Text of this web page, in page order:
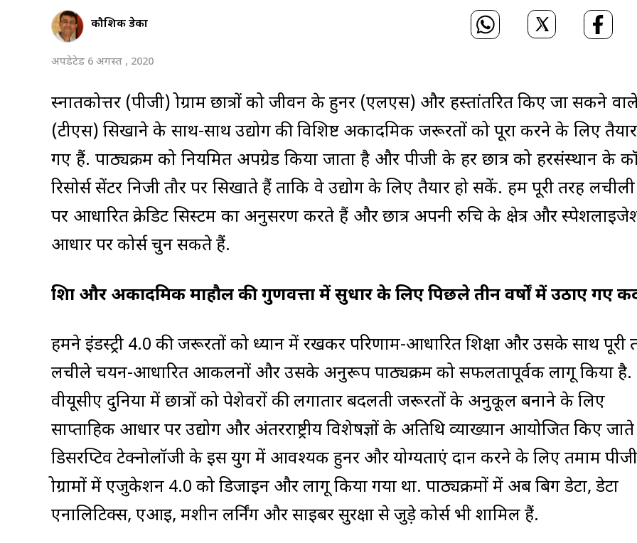
कौशिक डेका
अपडेटेड 6 अगस्त , 2020
स्नातकोत्तर (पीजी) प्रोग्राम छात्रों को जीवन के हुनर (एलएस) और हस्तांतरित किए जा सकने
(टीएस) सिखाने के साथ-साथ उद्योग की विशिष्ट अकादमिक जरूरतों को पूरा करने के लिए
गए हैं. पाठ्यक्रम को नियमित अपग्रेड किया जाता है और पीजी के हर छात्र को हरसंस्थान के
रिसोर्स सेंटर निजी तौर पर सिखाते हैं ताकि वे उद्योग के लिए तैयार हो सकें. हम पूरी तरह
पर आधारित क्रेडिट सिस्टम का अनुसरण करते हैं और छात्र अपनी रुचि के क्षेत्र और
आधार पर कोर्स चुन सकते हैं.
शिक्षा और अकादमिक माहौल की गुणवत्ता में सुधार के लिए पिछले तीन वर्षों में उठाए गए
हमने इंडस्ट्री 4.0 की जरूरतों को ध्यान में रखकर परिणाम-आधारित शिक्षा और उसके साथ पूरी
लचीले चयन-आधारित आकलनों और उसके अनुरूप पाठ्यक्रम को सफलतापूर्वक लागू किया है.
वीयूसीए दुनिया में छात्रों को पेशेवरों की लगातार बदलती जरूरतों के अनुकूल बनाने के लिए
साप्ताहिक आधार पर उद्योग और अंतरराष्ट्रीय विशेषज्ञों के अतिथि व्याख्यान आयोजित किए
डिसरप्टिव टेक्नोलॉजी के इस युग में आवश्यक हुनर और योग्यताएं प्रदान करने के लिए तमाम पीजी
प्रोग्रामों में एजुकेशन 4.0 को डिजाइन और लागू किया गया था. पाठ्यक्रमों में अब बिग डेटा, डेटा
एनालिटिक्स, एआइ, मशीन लर्निंग और साइबर सुरक्षा से जुड़े कोर्स भी शामिल हैं.